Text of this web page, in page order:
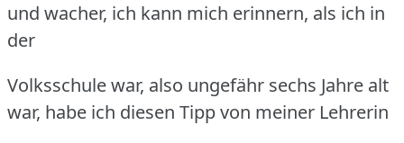
und wacher, ich kann mich erinnern, als ich in
der
Volksschule war, also ungefähr sechs Jahre alt
war, habe ich diesen Tipp von meiner Lehrerin